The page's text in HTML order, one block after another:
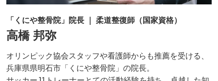
「くにや整骨院」院長 ｜ 柔道整復師（国家資格）
高橋 邦弥
オリンピック協会スタッフや看護師からも推薦を受ける、
兵庫県県明石市「くにや整骨院」の院長。